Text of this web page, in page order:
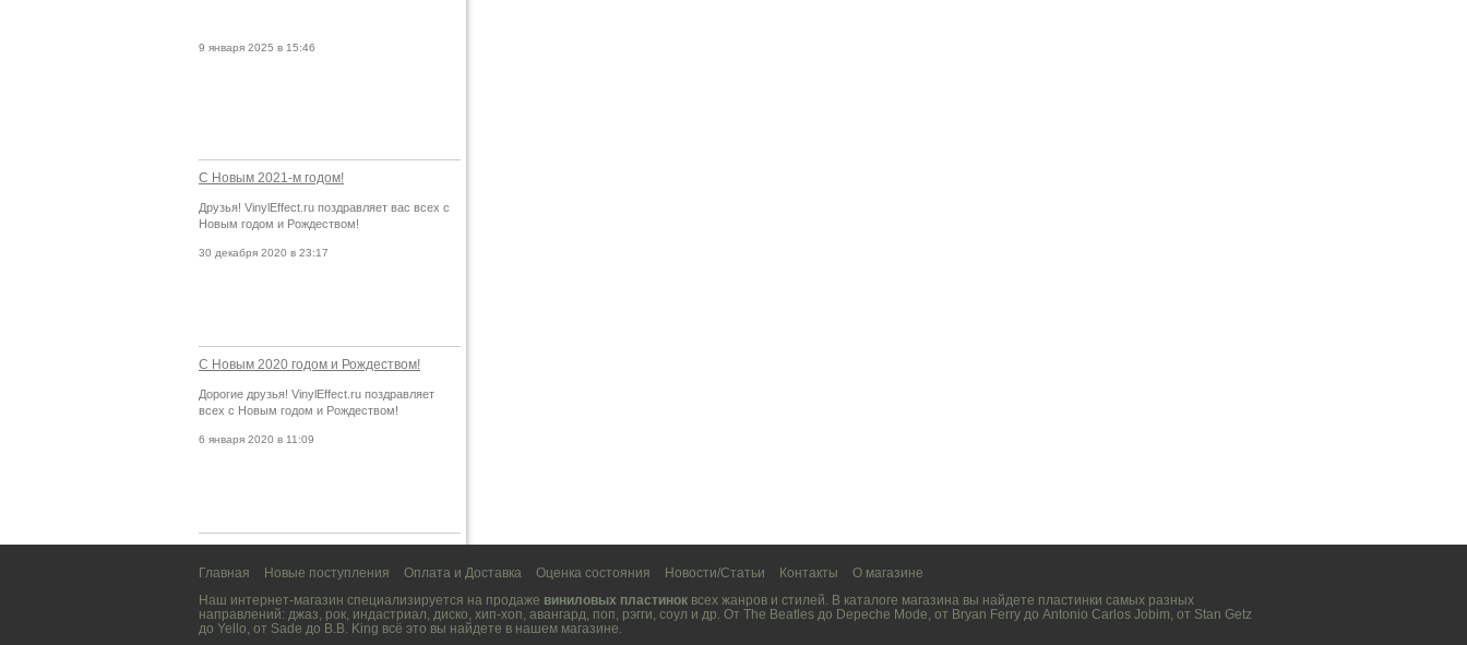
9 января 2025 в 15:46
С Новым 2021-м годом!
Друзья! VinylEffect.ru поздравляет вас всех с
Новым годом и Рождеством!
30 декабря 2020 в 23:17
С Новым 2020 годом и Рождеством!
Дорогие друзья! VinylEffect.ru поздравляет
всех с Новым годом и Рождеством!
6 января 2020 в 11:09
Главная Новые поступления Оплата и Доставка Оценка состояния Новости/Статьи Контакты
О магазине
Наш интернет-магазин специализируется на продаже виниловых пластинок всех жанров и стилей. В каталоге магазина вы найдете пластинки самых разных
направлений: джаз, рок, индастриал, диско, хип-хоп, авангард, поп, рэгги, соул и др. От The Beatles до Depeche Mode, от Bryan Ferry до Antonio Carlos Jobim, от Stan Getz
до Yello, от Sade до B.B. King всё это вы найдете в нашем магазине.